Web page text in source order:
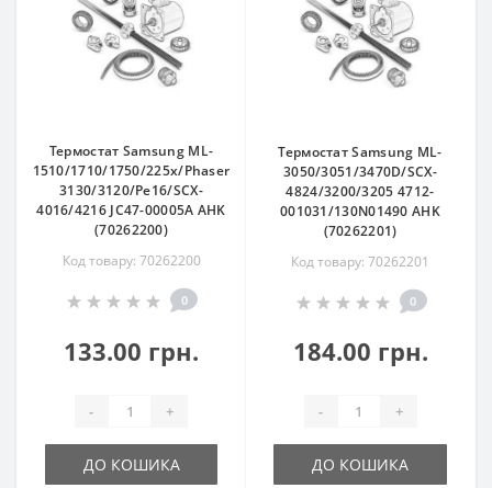
Термостат Samsung ML-
1510/1710/1750/225x/Phaser
3130/3120/Pe16/SCX-
4016/4216 JC47-00005A AHK
(70262200)
Код товару: 70262200
0
133.00 грн.
- +
ДО КОШИКА
Термостат Samsung ML-
3050/3051/3470D/SCX-
4824/3200/3205 4712-
001031/130N01490 AHK
(70262201)
Код товару: 70262201
0
184.00 грн.
- +
ДО КОШИКА